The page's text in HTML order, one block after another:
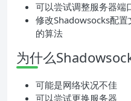
可以尝试调整服务器端
修改Shadowsocks配
的算法
为什么
可能是网络状况不佳
可以尝试更换服务器